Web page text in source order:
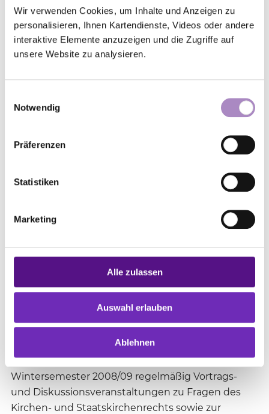
Wir verwenden Cookies, um Inhalte und Anzeigen zu
personalisieren, Ihnen Kartendienste, Videos oder andere
interaktive Elemente anzuzeigen und die Zugriffe auf
unsere Website zu analysieren.
Notwendig
Präferenzen
Statistiken
Marketing
Alle zulassen
Auswahl erlauben
Ablehnen
Grund- und Studienkurse der
VELKD
Schließlich werden im Auftrag derVELKDin
unregelmäßigen Abständen kirchenrechtliche
Fortbildungstagungen im Predigerseminar der
sich von den Kirchenrechtstagungen der EKD
seminarartigen Charakter und nicht zuletzt durch
theologische Fragestellungen, welche thematisch
Behandlungen finden.
Göttinger Vorträge zu Religion
und Recht (GöVRR)
Das Kirchenrechtliche Institut der EKD und der
Lehrstuhl für öffentliches Recht, insb. Kirchen- und
Staatskirchenrecht veranstalten seit dem
Wintersemester 2008/09 regelmäßig Vortrags-
und Diskussionsveranstaltungen zu Fragen des
Kirchen- und Staatskirchenrechts sowie zur